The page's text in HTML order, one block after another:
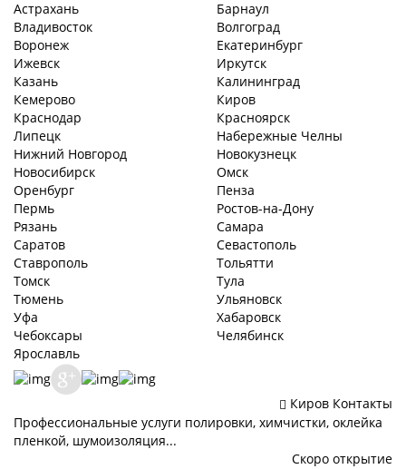
Астрахань
Барнаул
Владивосток
Волгоград
Воронеж
Екатеринбург
Ижевск
Иркутск
Казань
Калининград
Кемерово
Киров
Краснодар
Красноярск
Липецк
Набережные Челны
Нижний Новгород
Новокузнецк
Новосибирск
Омск
Оренбург
Пенза
Пермь
Ростов-на-Дону
Рязань
Самара
Саратов
Севастополь
Ставрополь
Тольятти
Томск
Тула
Тюмень
Ульяновск
Уфа
Хабаровск
Чебоксары
Челябинск
Ярославль
Киров Контакты
Профессиональные услуги полировки, химчистки, оклейка
пленкой, шумоизоляция...
Скоро открытие